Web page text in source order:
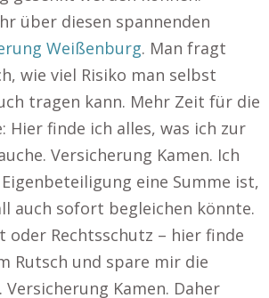
über diesen spannenden
Weißenburg. Man fragt
wie viel Risiko man selbst
tragen kann. Mehr Zeit für die
Hier finde ich alles, was ich zur
Versicherung Kamen. Ich
eine Summe ist,
auch sofort begleichen könnte.
oder Rechtsschutz – hier finde
Rutsch und spare mir die
Versicherung Kamen. Daher